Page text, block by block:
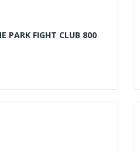
PARK FIGHT CLUB 800